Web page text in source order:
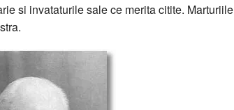
si invataturile sale ce merita citite. Marturiile